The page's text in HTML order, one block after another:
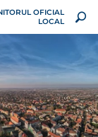
OFICIAL
LOCAL